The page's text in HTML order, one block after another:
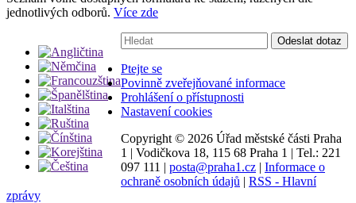
jednotlivých odborů. Více zde
Vyhledávání:
Odeslat dotaz
Ptejte se
Povinně zveřejňované informace
Prohlášení o přístupnosti
Nastavení cookies
Copyright © 2026 Úřad městské části Praha
1 | Vodičkova 18, 115 68 Praha 1 | Tel.: 221
097 111 | posta@praha1.cz | Informace o
ochraně osobních údajů | RSS - Hlavní
zprávy